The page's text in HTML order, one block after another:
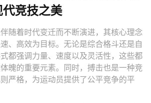
竞技之美
随着时代变迁而不断演进，其核心理念
、高效为目标。无论是综合格斗还是自
都强调力量、速度以及灵活性，这些都
魄的重要元素。同时，搏击也是一种竞
严格，为运动员提供了公平竞争的平